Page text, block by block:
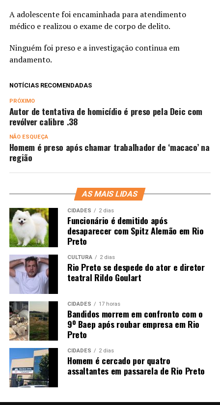
A adolescente foi encaminhada para atendimento
médico e realizou o exame de corpo de delito.
Ninguém foi preso e a investigação continua em
andamento.
NOTÍCIAS RECOMENDADAS
PRÓXIMO
Autor de tentativa de homicídio é preso pela Deic com
revólver calibre .38
NÃO ESQUEÇA
Homem é preso após chamar trabalhador de ‘macaco’ na
região
AS MAIS LIDAS
CIDADES 2 dias
Funcionário é demitido após
desaparecer com Spitz Alemão em Rio
Preto
CULTURA 2 dias
Rio Preto se despede do ator e diretor
teatral Rildo Goulart
CIDADES 17 horas
Bandidos morrem em confronto com o
9º Baep após roubar empresa em Rio
Preto
CIDADES 2 dias
Homem é cercado por quatro
assaltantes em passarela de Rio Preto